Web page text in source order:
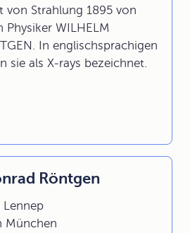
von Strahlung 1895 von
Physiker WILHELM
In englischsprachigen
sie als X-rays bezeichnet.
Röntgen
Lennep
München